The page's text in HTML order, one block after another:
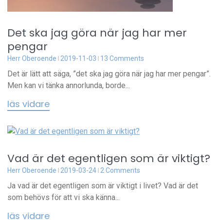
Det ska jag göra när jag har mer
pengar
Herr Oberoende 2019-11-03 13 Comments
Det är lätt att säga, ”det ska jag göra när jag har mer pengar”.
Men kan vi tänka annorlunda, borde...
läs vidare
Vad är det egentligen som är viktigt?
Herr Oberoende 2019-03-24 2 Comments
Ja vad är det egentligen som är viktigt i livet? Vad är det
som behövs för att vi ska känna...
läs vidare